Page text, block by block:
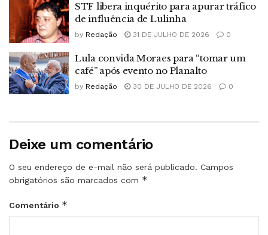
STF libera inquérito para apurar tráfico
de influência de Lulinha
by Redação 31 DE JULHO DE 2026 0
Lula convida Moraes para “tomar um
café” após evento no Planalto
by Redação 30 DE JULHO DE 2026 0
Deixe um comentário
O seu endereço de e-mail não será publicado. Campos
obrigatórios são marcados com *
Comentário *